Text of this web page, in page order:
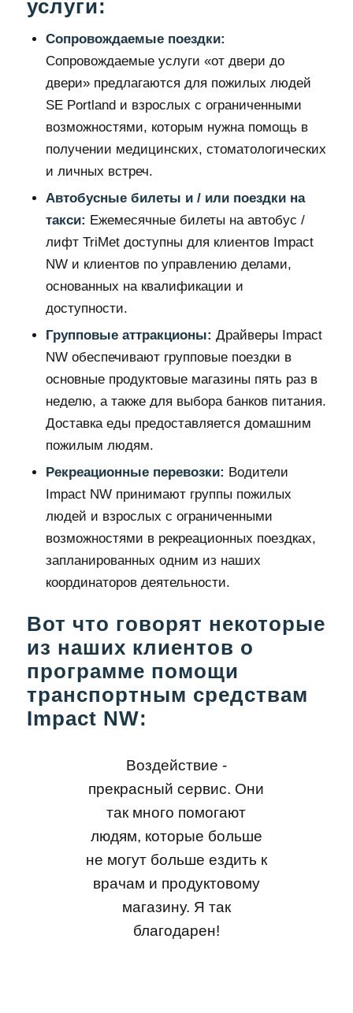
услуги:
Сопровождаемые поездки:
Сопровождаемые услуги «от двери до
двери» предлагаются для пожилых людей
SE Portland и взрослых с ограниченными
возможностями, которым нужна помощь в
получении медицинских, стоматологических
и личных встреч.
Автобусные билеты и / или поездки на
такси: Ежемесячные билеты на автобус /
лифт TriMet доступны для клиентов Impact
NW и клиентов по управлению делами,
основанных на квалификации и
доступности.
Групповые аттракционы: Драйверы Impact
NW обеспечивают групповые поездки в
основные продуктовые магазины пять раз в
неделю, а также для выбора банков питания.
Доставка еды предоставляется домашним
пожилым людям.
Рекреационные перевозки: Водители
Impact NW принимают группы пожилых
людей и взрослых с ограниченными
возможностями в рекреационных поездках,
запланированных одним из наших
координаторов деятельности.
Вот что говорят некоторые
из наших клиентов о
программе помощи
транспортным средствам
Impact NW:
Воздействие -
прекрасный сервис. Они
так много помогают
людям, которые больше
не могут больше ездить к
врачам и продуктовому
магазину. Я так
благодарен!